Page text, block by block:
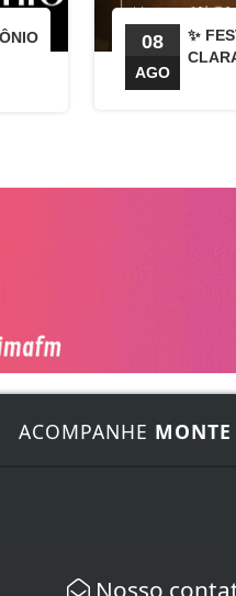
08
AGO
✨
ACOMPANHE
Nosso